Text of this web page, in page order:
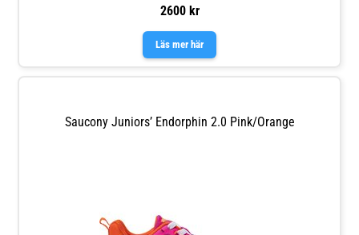
2600 kr
Läs mer här
Saucony Juniors’ Endorphin 2.0 Pink/orange